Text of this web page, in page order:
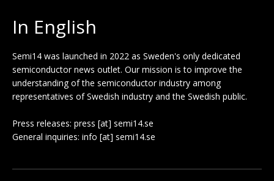
In English
Semi14 was launched in 2022 as Sweden's only dedicated
semiconductor news outlet. Our mission is to improve the
understanding of the semiconductor industry among
representatives of Swedish industry and the Swedish public.
Press releases: press [at] semi14.se
General inquiries: info [at] semi14.se